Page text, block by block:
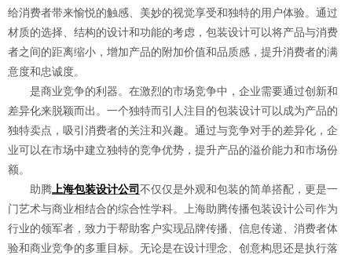
给消费者带来愉悦的触感、美妙的视觉享受和独特的用户体验。通过
材质的选择、结构的设计和功能的考虑，包装设计可以将产品与消费
者之间的距离缩小，增加产品的附加价值和品质感，提升消费者的满
意度和忠诚度。
是商业竞争的利器。在激烈的市场竞争中，企业需要通过创新和
差异化来脱颖而出。一个独特而引人注目的包装设计可以成为产品的
独特卖点，吸引消费者的关注和兴趣。通过与竞争对手的差异化，企
业可以在市场中建立独特的竞争优势，提升产品的溢价能力和市场份
额。
助腾 上海包装设计公司 不仅仅是外观和包装的简单搭配，更是一
门艺术与商业相结合的综合性学科。上海助腾传播包装设计公司作为
行业的领军者，致力于帮助客户实现品牌传播、信息传递、消费者体
验和商业竞争的多重目标。无论是在设计理念、创意构思还是执行落